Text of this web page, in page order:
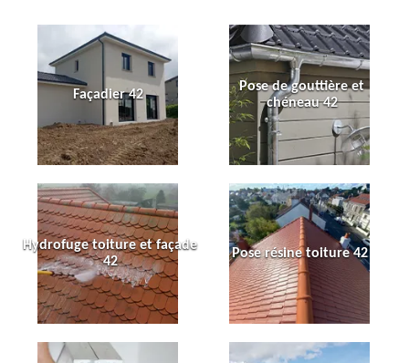
Façadier 42
Pose de gouttière et
chéneau 42
Hydrofuge toiture et façade
42
Pose résine toiture 42